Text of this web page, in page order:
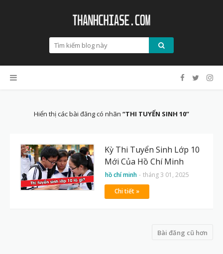
Hiển thị các bài đăng có nhãn THI TUYỂN SINH 10
Kỳ Thi Tuyển Sinh Lớp 10
Mới Của Hồ Chí Minh
hồ chí minh - tháng 3 01, 2025
Chi tiết »
Bài đăng cũ hơn